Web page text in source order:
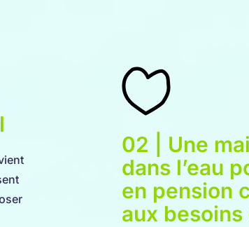
02 | Une
dans l’eau
en pension
aux